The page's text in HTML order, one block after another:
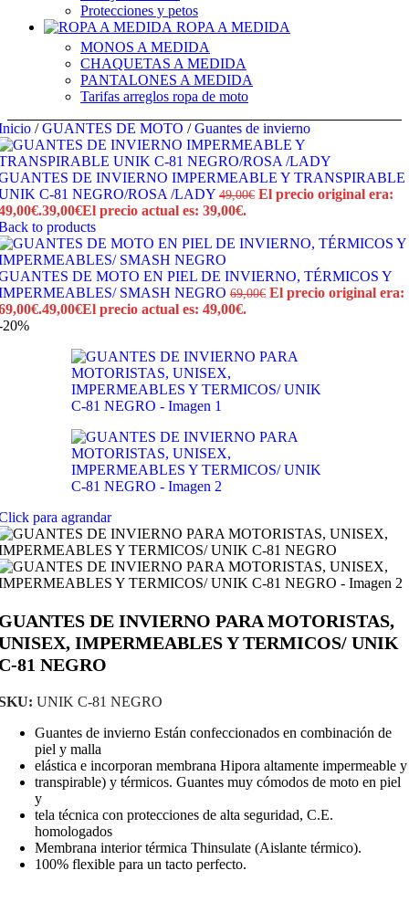
Protecciones y petos
ROPA A MEDIDA
MONOS A MEDIDA
CHAQUETAS A MEDIDA
PANTALONES A MEDIDA
Tarifas arreglos ropa de moto
/ GUANTES DE MOTO / Guantes de invierno
DE INVIERNO IMPERMEABLE Y TRANSPIRABLE
C-81 NEGRO/ROSA /LADY 49,00€ El precio original era:
39,00€El precio actual es: 39,00€.
to products
DE MOTO EN PIEL DE INVIERNO, TÉRMICOS Y
SMASH NEGRO 69,00€ El precio original era:
49,00€El precio actual es: 49,00€.
20%
para agrandar
DE INVIERNO PARA MOTORISTAS,
IMPERMEABLES Y TERMICOS/ UNIK
81 NEGRO
UNIK C-81 NEGRO
Guantes de invierno Están confeccionados en combinación de
piel y malla
elástica e incorporan membrana Hipora altamente impermeable y
transpirable) y térmicos. Guantes muy cómodos de moto en piel
y
tela técnica con protecciones de alta seguridad, C.E.
homologados
Membrana interior térmica Thinsulate (Aislante térmico).
100% flexible para un tacto perfecto.